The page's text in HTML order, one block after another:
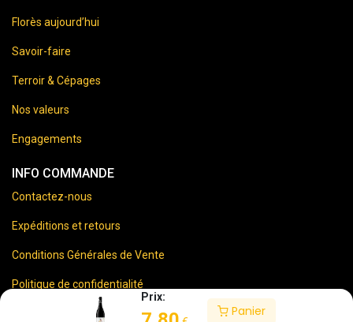
Prix:
Panier
Florès aujourd’hui
Savoir-faire
Terroir & Cépages
Nos valeurs
Engagements
INFO COMMANDE
Contactez-nous
Expéditions et retours
Conditions Générales de Vente
Politique de confidentialité
Mentions Légales